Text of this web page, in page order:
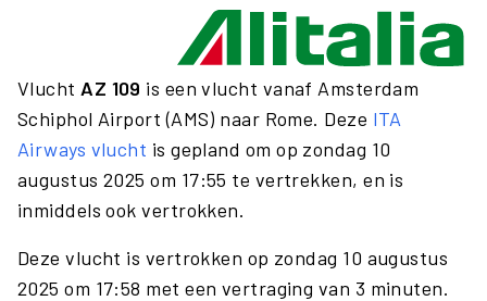
Vlucht AZ 109 is een vlucht vanaf Amsterdam
Schiphol Airport (AMS) naar Rome. Deze ITA
Airways vlucht is gepland om op zondag 10
augustus 2025 om 17:55 te vertrekken, en is
inmiddels ook vertrokken.
Deze vlucht is vertrokken op zondag 10 augustus
2025 om 17:58 met een vertraging van 3 minuten.